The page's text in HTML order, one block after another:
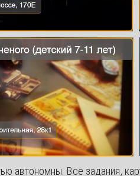
автономны. Все задания,